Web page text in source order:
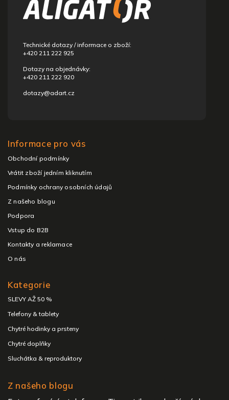
Technické dotazy / informace o zboží:
+420 211 222 925
Dotazy na objednávky:
+420 211 222 920
dotazy@adart.cz
Informace pro vás
Obchodní podmínky
Vrátit zboží jedním kliknutím
Podmínky ochrany osobních údajů
Z našeho blogu
Podpora
Vstup do B2B
Kontakty a reklamace
O nás
Kategorie
SLEVY AŽ 50 %
Telefony & tablety
Chytré hodinky a prsteny
Chytré doplňky
Sluchátka & reproduktory
Z našeho blogu